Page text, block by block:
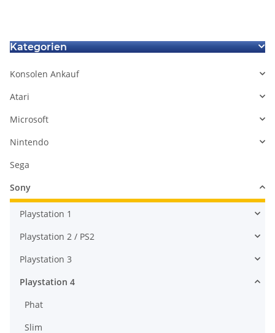
Kategorien
Konsolen Ankauf
Atari
Microsoft
Nintendo
Sega
Sony
Playstation 1
Playstation 2 / PS2
Playstation 3
Playstation 4
Phat
Slim